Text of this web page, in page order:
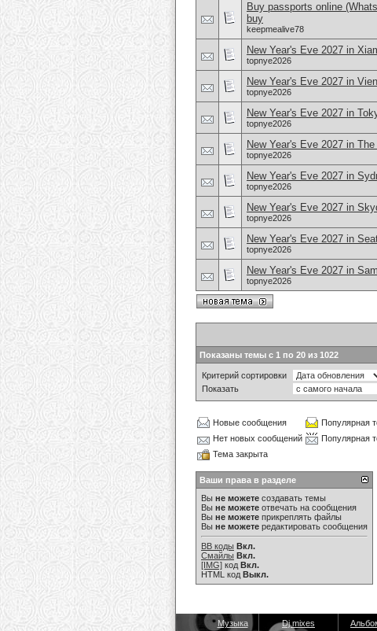
Buy passports online
buy
keepmealive78
New Year's Eve 2027 in
topnye2026
New Year's Eve 2027 in
topnye2026
New Year's Eve 2027 in
topnye2026
New Year's Eve 2027 in
topnye2026
New Year's Eve 2027 in
topnye2026
New Year's Eve 2027 in
topnye2026
New Year's Eve 2027 in
topnye2026
New Year's Eve 2027 in
topnye2026
Показаны темы с 1 по 20 из 1022
Критерий сортировки
Показать
Новые сообщения
Популярная
Нет новых сообщений
Популярная
Тема закрыта
Ваши права в разделе
Вы не можете создавать темы
Вы не можете отвечать на сообщения
Вы не можете прикреплять файлы
Вы не можете редактировать сообщения
BB коды Вкл.
Смайлы Вкл.
[IMG] код Вкл.
HTML код Выкл.
Музыка Dj mixes